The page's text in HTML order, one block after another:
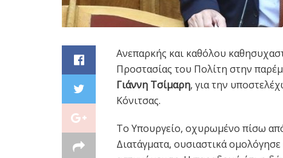
Ανεπαρκής και καθόλου
Προστασίας του Πολίτη στην
Γιάννη Τσίμαρη, για την
Κόνιτσας.
Το Υπουργείο, οχυρωμένο πίσω
Διατάγματα, ουσιαστικά